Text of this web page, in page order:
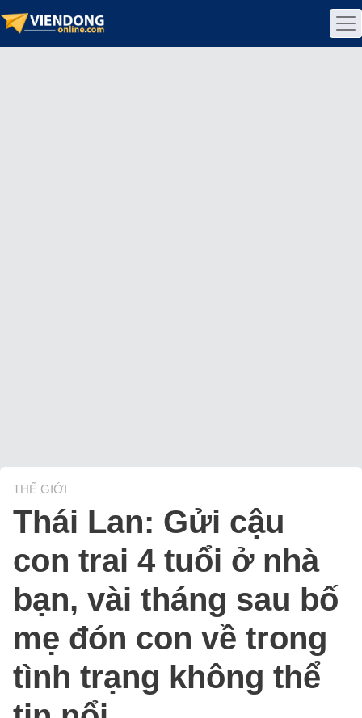
THẾ GIỚI
Thái Lan: Gửi cậu
con trai 4 tuổi ở nhà
bạn, vài tháng sau bố
mẹ đón con về trong
tình trạng không thể